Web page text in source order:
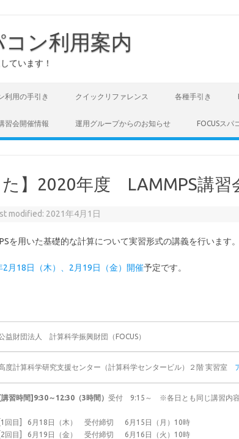
コン利用案内
ています！
利用の手引き クイックリファレンス 各種手引き
習会開催情報 運用グループからのお知らせ FOCUSスパ
た】2020年度 LAMMPS講習
modified: 2021年4月1日
を用いた基礎的な計算について実習形式の講義を行います。
2月18日（木）、2月19日（金）開催予定です。
益財団法人 計算科学振興財団（FOCUS）
度計算科学研究支援センター（計算科学センタービル）２階 実習室
[講習時間]9:30～12:30（3時間）受付 9:15～ ※各日とも同じ講習内容
[1回目] 6月18日（木） 受付締切 6月15日（月）10時
[2回目] 6月19日（金） 受付締切 6月16日（火）10時